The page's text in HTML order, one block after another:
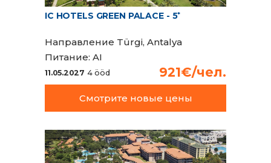
IC HOTELS GREEN PALACE - 5*
Направление Türgi, Antalya
Питание: AI
11.05.2027 4 ööd 921€/чел.
Смотрите новые цены